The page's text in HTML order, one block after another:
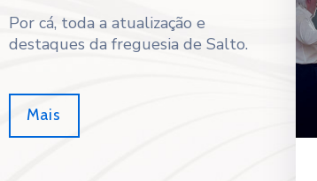
Por cá, toda a atualização e
destaques da freguesia de Salto.
Mais